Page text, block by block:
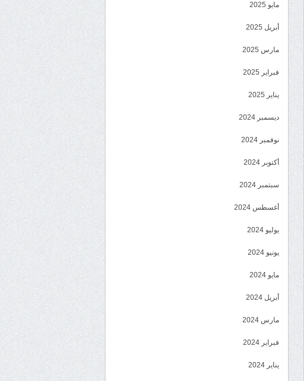
مايو 2025
أبريل 2025
مارس 2025
فبراير 2025
يناير 2025
ديسمبر 2024
نوفمبر 2024
أكتوبر 2024
سبتمبر 2024
أغسطس 2024
يوليو 2024
يونيو 2024
مايو 2024
أبريل 2024
مارس 2024
فبراير 2024
يناير 2024